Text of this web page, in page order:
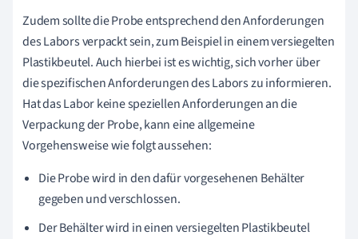
Zudem sollte die Probe entsprechend den Anforderungen
des Labors verpackt sein, zum Beispiel in einem versiegelten
Plastikbeutel. Auch hierbei ist es wichtig, sich vorher über
die spezifischen Anforderungen des Labors zu informieren.
Hat das Labor keine speziellen Anforderungen an die
Verpackung der Probe, kann eine allgemeine
Vorgehensweise wie folgt aussehen:
Die Probe wird in den dafür vorgesehenen Behälter
gegeben und verschlossen.
Der Behälter wird in einen versiegelten Plastikbeutel